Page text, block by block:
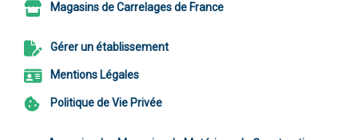
Magasins de Carrelages de France
Gérer un établissement
Mentions Légales
Politique de Vie Privée